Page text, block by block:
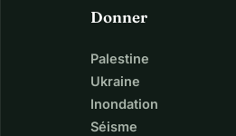
Donner
Palestine
Ukraine
Inondation
Séisme